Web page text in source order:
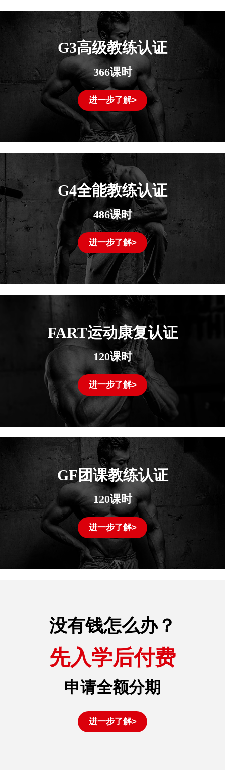
G3高级教练认证
366课时
进一步了解>
G4全能教练认证
486课时
进一步了解>
FART运动康复认证
120课时
进一步了解>
GF团课教练认证
120课时
进一步了解>
没有钱怎么办？
先入学后付费
申请全额分期
进一步了解>